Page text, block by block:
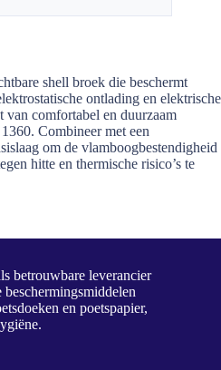
shell broek die beschermt
ontlading en elektrische
van comfortabel en duurzaam
Combineer met een
om de vlamboogbestendigheid
hitte en thermische risico’s te
betrouwbare leverancier
en poetspapier,